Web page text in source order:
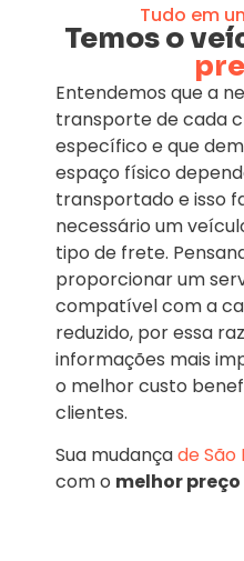
Tudo em
Temos o
Entendemos que a
transporte de cada
específico e que
espaço físico
transportado e isso
necessário um
tipo de frete.
proporcionar um
compatível com a
reduzido, por essa
informações mais
o melhor custo
clientes.
Sua mudançade São
com o melhor preço